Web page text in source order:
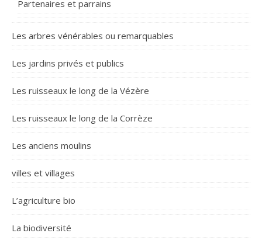
Partenaires et parrains
Les arbres vénérables ou remarquables
Les jardins privés et publics
Les ruisseaux le long de la Vézère
Les ruisseaux le long de la Corrèze
Les anciens moulins
villes et villages
L’agriculture bio
La biodiversité